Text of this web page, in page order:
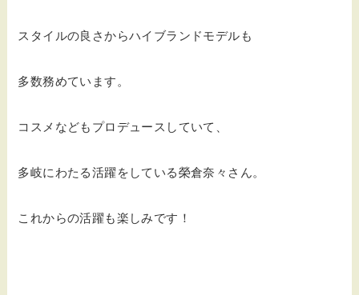
スタイルの良さからハイブランドモデルも
多数務めています。
コスメなどもプロデュースしていて、
多岐にわたる活躍をしている榮倉奈々さん。
これからの活躍も楽しみです！